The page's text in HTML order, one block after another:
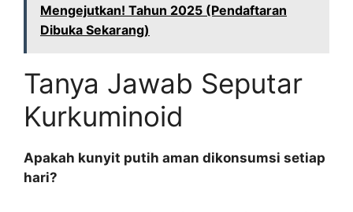
Mengejutkan! Tahun 2025 (Pendaftaran
Dibuka Sekarang)
Tanya Jawab Seputar
Kurkuminoid
Apakah kunyit putih aman dikonsumsi setiap
hari?